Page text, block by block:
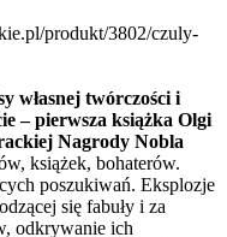
produkt/3802/czuly-
własnej twórczości i
– pierwsza książka Olgi
Nagrody Nobla
książek, bohaterów.
poszukiwań. Eksplozje
się fabuły i za
odkrywanie ich